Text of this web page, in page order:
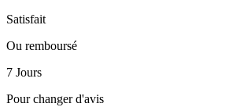
Satisfait
Ou remboursé
7 Jours
Pour changer d'avis